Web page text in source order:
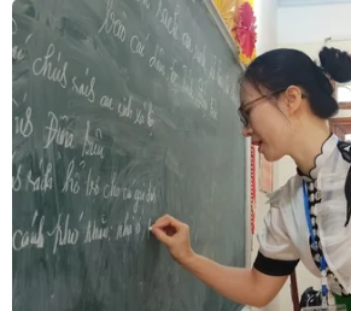
này theo trình tự, thủ tục quy định.